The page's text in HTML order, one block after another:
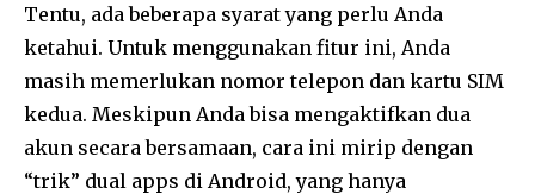
Tentu, ada beberapa syarat yang perlu Anda
ketahui. Untuk menggunakan fitur ini, Anda
masih memerlukan nomor telepon dan kartu SIM
kedua. Meskipun Anda bisa mengaktifkan dua
akun secara bersamaan, cara ini mirip dengan
“trik” dual apps di Android, yang hanya